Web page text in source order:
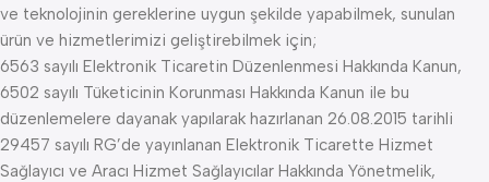
ve teknolojinin gereklerine uygun şekilde yapabilmek, sunulan
ürün ve hizmetlerimizi geliştirebilmek için;
6563 sayılı Elektronik Ticaretin Düzenlenmesi Hakkında Kanun,
6502 sayılı Tüketicinin Korunması Hakkında Kanun ile bu
düzenlemelere dayanak yapılarak hazırlanan 26.08.2015 tarihli
29457 sayılı RG’de yayınlanan Elektronik Ticarette Hizmet
Sağlayıcı ve Aracı Hizmet Sağlayıcılar Hakkında Yönetmelik,